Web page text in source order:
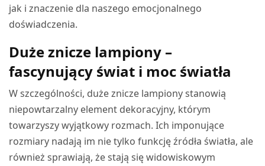
jak i znaczenie dla naszego emocjonalnego
doświadczenia.
Duże znicze lampiony –
fascynujący świat i moc światła
W szczególności, duże znicze lampiony stanowią
niepowtarzalny element dekoracyjny, którym
towarzyszy wyjątkowy rozmach. Ich imponujące
rozmiary nadają im nie tylko funkcję źródła światła, ale
również sprawiają, że stają się widowiskowym